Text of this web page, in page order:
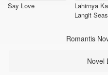
Say Love
Lahirnya
Langit
Romantis
Novel